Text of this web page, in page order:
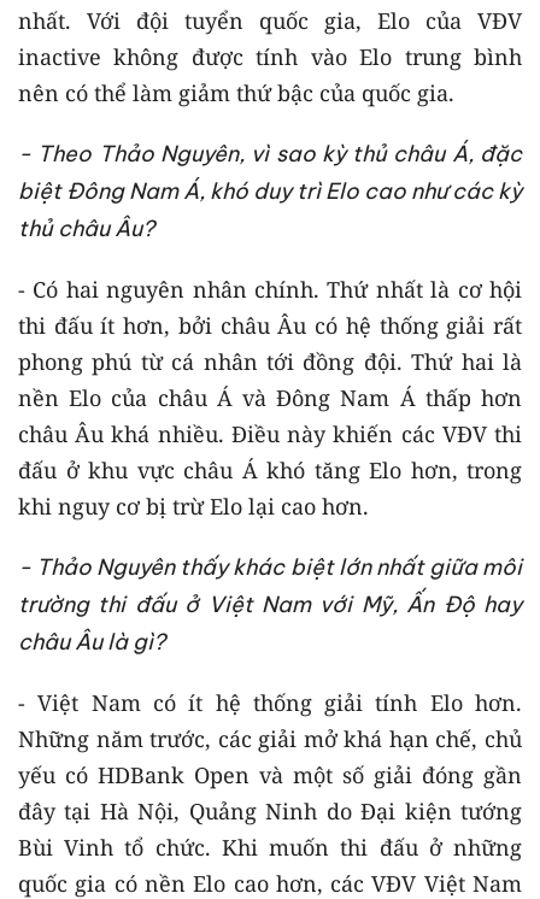
nhất. Với đội tuyển quốc gia, Elo của VĐV
inactive không được tính vào Elo trung bình
nên có thể làm giảm thứ bậc của quốc gia.
- Theo Thảo Nguyên, vì sao kỳ thủ châu Á, đặc
biệt Đông Nam Á, khó duy trì Elo cao như các kỳ
thủ châu Âu?
- Có hai nguyên nhân chính. Thứ nhất là cơ hội
thi đấu ít hơn, bởi châu Âu có hệ thống giải rất
phong phú từ cá nhân tới đồng đội. Thứ hai là
nền Elo của châu Á và Đông Nam Á thấp hơn
châu Âu khá nhiều. Điều này khiến các VĐV thi
đấu ở khu vực châu Á khó tăng Elo hơn, trong
khi nguy cơ bị trừ Elo lại cao hơn.
- Thảo Nguyên thấy khác biệt lớn nhất giữa môi
trường thi đấu ở Việt Nam với Mỹ, Ấn Độ hay
châu Âu là gì?
- Việt Nam có ít hệ thống giải tính Elo hơn.
Những năm trước, các giải mở khá hạn chế, chủ
yếu có HDBank Open và một số giải đóng gần
đây tại Hà Nội, Quảng Ninh do Đại kiện tướng
Bùi Vinh tổ chức. Khi muốn thi đấu ở những
quốc gia có nền Elo cao hơn, các VĐV Việt Nam